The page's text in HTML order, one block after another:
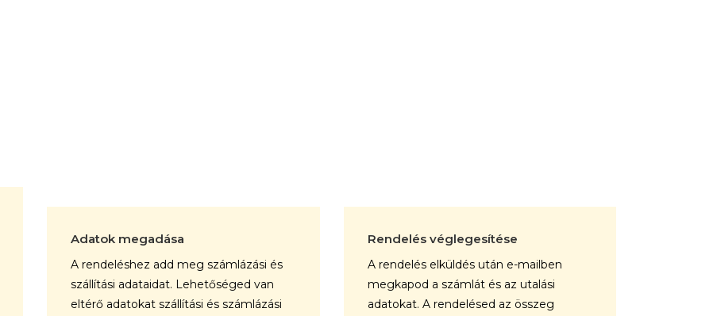
Adatok megadása
A rendeléshez add meg számlázási és
szállítási adataidat. Lehetőséged van
eltérő adatokat szállítási és számlázási
Rendelés véglegesítése
A rendelés elküldés után e-mailben
megkapod a számlát és az utalási
adatokat. A rendelésed az összeg